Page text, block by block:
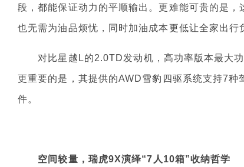
段，都能保证动力的平顺输出。更难能可贵的是
也无需为油品烦忧，同时加油成本更低让全家出行
对比星越L的2.0TD发动机，高功率版本最大功
更重要的是，其提供的AWD雪豹四驱系统支持7
件。
空间较量，瑞虎9X演绎“7人10箱”收纳哲学